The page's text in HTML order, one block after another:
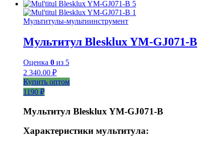
Мультитулы-мультиинструмент
Мультитул Blesklux YM-GJ071-B
Оценка 0 из 5
2 340.00 ₽
Купить оптом
1190 ₽
Мультитул Blesklux YM-GJ071-B
Характеристики мультитула: